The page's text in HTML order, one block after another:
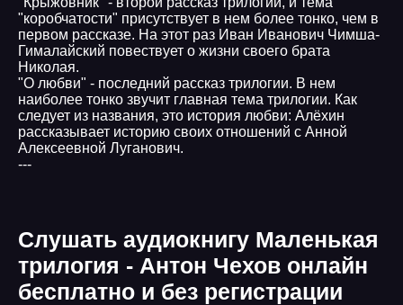
"коробчатости" присутствует в нем более тонко, чем в
первом рассказе. На этот раз Иван Иванович Чимша-
Гималайский повествует о жизни своего брата
Николая.
"О любви" - последний рассказ трилогии. В нем
наиболее тонко звучит главная тема трилогии. Как
следует из названия, это история любви: Алёхин
рассказывает историю своих отношений с Анной
Алексеевной Луганович.
---
Слушать аудиокнигу Маленькая
трилогия - Антон Чехов онлайн
бесплатно и без регистрации